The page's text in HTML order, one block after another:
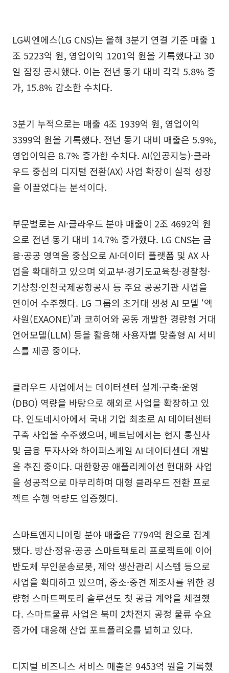
LG씨엔에스(LG CNS)는 올해 3분기 연결 기준 매출 1
조 5223억 원, 영업이익 1201억 원을 기록했다고 30
일 잠정 공시했다. 이는 전년 동기 대비 각각 5.8% 증
가, 15.8% 감소한 수치다.
3분기 누적으로는 매출 4조 1939억 원, 영업이익
3399억 원을 기록했다. 전년 동기 대비 매출은 5.9%,
영업이익은 8.7% 증가한 수치다. AI(인공지능)·클라
우드 중심의 디지털 전환(AX) 사업 확장이 실적 성장
을 이끌었다는 분석이다.
부문별로는 AI·클라우드 분야 매출이 2조 4692억 원
으로 전년 동기 대비 14.7% 증가했다. LG CNS는 금
융·공공 영역을 중심으로 AI·데이터 플랫폼 및 AX 사
업을 확대하고 있으며 외교부·경기도교육청·경찰청·
기상청·인천국제공항공사 등 주요 공공기관 사업을
연이어 수주했다. LG 그룹의 초거대 생성 AI 모델 ‘엑
사원(EXAONE)’과 코히어와 공동 개발한 경량형 거대
언어모델(LLM) 등을 활용해 사용자별 맞춤형 AI 서비
스를 제공 중이다.
클라우드 사업에서는 데이터센터 설계·구축·운영
(DBO) 역량을 바탕으로 해외로 사업을 확장하고 있
다. 인도네시아에서 국내 기업 최초로 AI 데이터센터
구축 사업을 수주했으며, 베트남에서는 현지 통신사
및 금융 투자사와 하이퍼스케일 AI 데이터센터 개발
을 추진 중이다. 대한항공 애플리케이션 현대화 사업
을 성공적으로 마무리하며 대형 클라우드 전환 프로
젝트 수행 역량도 입증했다.
스마트엔지니어링 분야 매출은 7794억 원으로 집계
됐다. 방산·정유·공공 스마트팩토리 프로젝트에 이어
반도체 무인운송로봇, 제약 생산관리 시스템 등으로
사업을 확대하고 있으며, 중소·중견 제조사를 위한 경
량형 스마트팩토리 솔루션도 첫 공급 계약을 체결했
다. 스마트물류 사업은 북미 2차전지 공정 물류 수요
증가에 대응해 산업 포트폴리오를 넓히고 있다.
디지털 비즈니스 서비스 매출은 9453억 원을 기록했